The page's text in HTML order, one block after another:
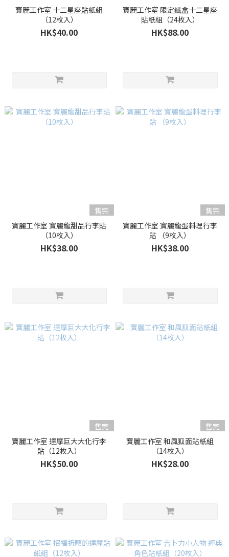
寶麗工作室 十二星座貼紙組
（12枚入）
HK$40.00
寶麗工作室 限定鐡盒十二星座
貼紙組（24枚入）
HK$88.00
售完
寶麗工作室 寶麗龍甜品行李貼
（10枚入）
HK$38.00
售完
寶麗工作室 寶麗龍蛋料理行李
貼 （9枚入）
HK$38.00
售完
寶麗工作室 達摩巨大大化行李
貼（12枚入）
HK$50.00
售完
寶麗工作室 和風狐面貼紙組
（14枚入）
HK$28.00